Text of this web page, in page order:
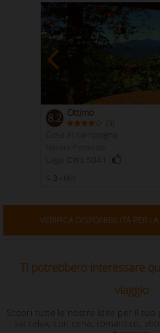
8.2 Ottimo
( 3 )
Casa in campagna
Novara Piemonte
Lago Orta 5041
3 - Min
VERIFICA DISPONIBILITÀ PER
Ti potrebbero interessare
viaggio
Scopri tutte le nostre idee per il tuo
sia relax, con cena, romantico,